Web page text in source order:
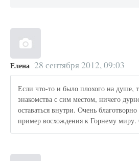
Елена 28 сентября 2012, 09:03
Если что-то и было плохого на душе,
знакомства с сим местом, ничего
оставаться внутри. Очень
пример восхождения к Горнему миру.